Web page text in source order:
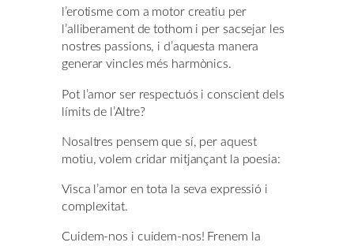
l’erotisme com a motor creatiu per
l’alliberament de tothom i per sacsejar les
nostres passions, i d’aquesta manera
generar vincles més harmònics.
Pot l’amor ser respectuós i conscient dels
límits de l’Altre?
Nosaltres pensem que sí, per aquest
motiu, volem cridar mitjançant la poesia:
Visca l’amor en tota la seva expressió i
complexitat.
Cuidem-nos i cuidem-nos! Frenem la